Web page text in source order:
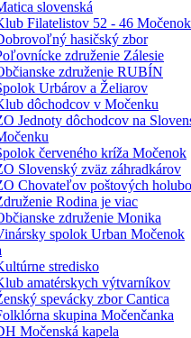
slovenská
Filatelistov 52 - 46 Močenok
hasičský zbor
združenie Zálesie
združenie RUBÍN
Urbárov a Želiarov
dôchodcov v Močenku
Jednoty dôchodcov na
červeného kríža Močenok
Slovenský zväz záhradkárov
Chovateľov poštových
Rodina je viac
združenie Monika
spolok Urban Močenok
stredisko
amatérskych výtvarníkov
spevácky zbor Cantica
skupina Močenčanka
Močenská kapela